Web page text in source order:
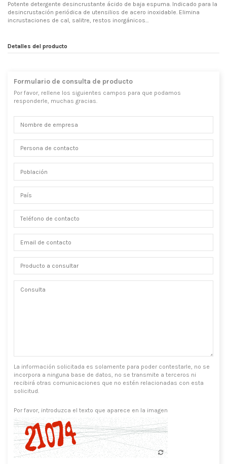
Potente detergente desincrustante ácido de baja espuma. Indicado para la
desincrustación periódica de utensilios de acero inoxidable. Elimina
incrustaciones de cal, salitre, restos inorgánicos…
Detalles del producto
Formulario de consulta de producto
Por favor, rellene los siguientes campos para que podamos
responderle, muchas gracias.
La información solicitada es solamente para poder contestarle, no se
incorpora a ninguna base de datos, no se transmite a terceros ni
recibirá otras comunicaciones que no estén relacionadas con esta
solicitud.
Por favor, introduzca el texto que aparece en la imagen